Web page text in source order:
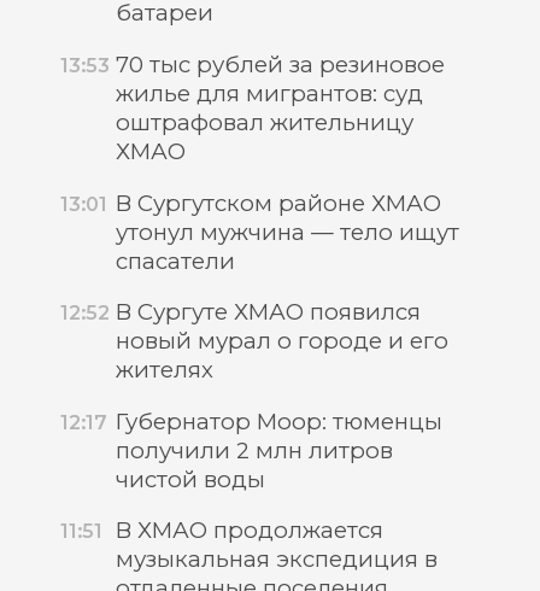
батареи
13:53 70 тыс рублей за резиновое
жилье для мигрантов: суд
оштрафовал жительницу
ХМАО
13:01 В Сургутском районе ХМАО
утонул мужчина — тело ищут
спасатели
12:52 В Сургуте ХМАО появился
новый мурал о городе и его
жителях
12:17 Губернатор Моор: тюменцы
получили 2 млн литров
чистой воды
11:51
В ХМАО продолжается
музыкальная экспедиция в